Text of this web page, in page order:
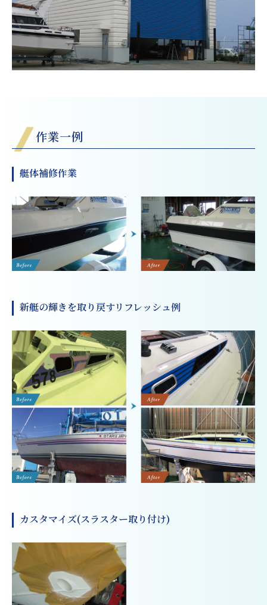
作業一例
艇体補修作業
新艇の輝きを取り戻すリフレッシュ例
カスタマイズ(スラスター取り付け)